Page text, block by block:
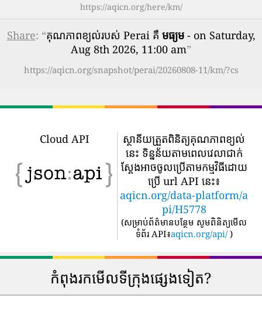
https://aqicn.org/here/km/
Share: “គុណភាពខ្យល់របស់ Perai គឺ មធ្យម- on Saturday,
Aug 8th 2026, 11:00 am”
https://aqicn.org/snapshot/perai/20260808-11/km/?cs
Cloud API
ស្ថានីយត្រួតពិនិត្យគុណភាពខ្យល់
នេះ ទិន្នន័យតាមពេលវេលាជាក់
ស្តែងអាចចូលប្រើតាមកម្មវិធីដោយ
ប្រើ url API នេះ៖
aqicn.org/data-platform/a
pi/H5778
(សម្រាប់ព័ត៌មានបន្ថែម សូមពិនិត្យមើល
ទំព័រ API៖aqicn.org/api/ )
កំពុងរកមើលទីក្រុងផ្សេងទៀត?